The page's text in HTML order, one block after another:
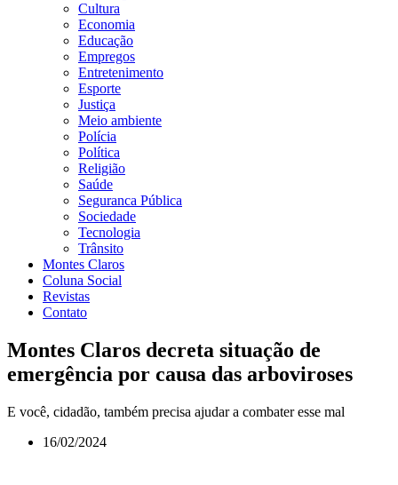
Cultura
Economia
Educação
Empregos
Entretenimento
Esporte
Justiça
Meio ambiente
Polícia
Política
Religião
Saúde
Seguranca Pública
Sociedade
Tecnologia
Trânsito
Montes Claros
Coluna Social
Revistas
Contato
Montes Claros decreta situação de
emergência por causa das arboviroses
E você, cidadão, também precisa ajudar a combater esse mal
16/02/2024